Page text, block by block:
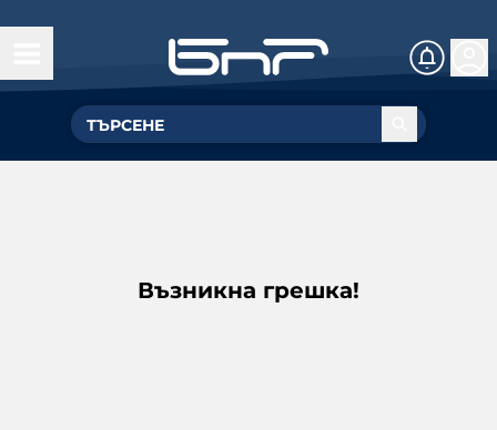
Възникна грешка!